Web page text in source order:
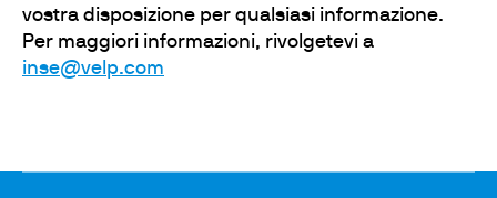
vostra disposizione per qualsiasi informazione.
Per maggiori informazioni, rivolgetevi a
inse@velp.com